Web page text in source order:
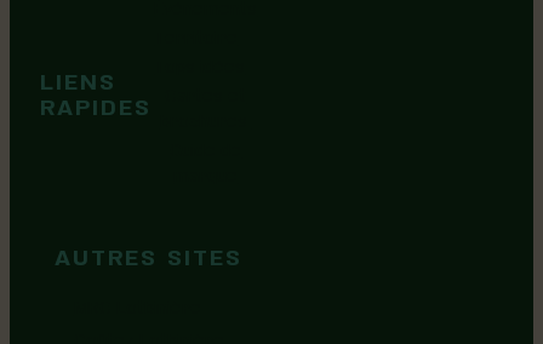
LIENS
RAPIDES
AUTRES SITES